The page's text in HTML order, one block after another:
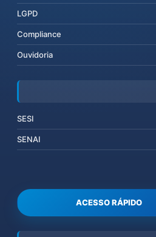
LGPD
Compliance
Ouvidoria
SESI
SENAI
ACESSO RÁPIDO